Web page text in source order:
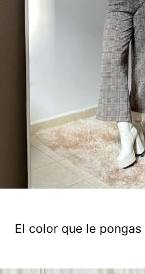
El color que le